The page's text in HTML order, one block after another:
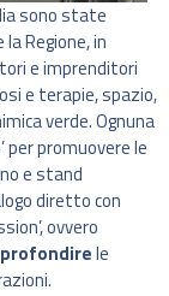
sono state
Regione, in
e imprenditori
e terapie, spazio,
verde. Ognuna
per promuovere le
e stand
diretto con
ovvero
le